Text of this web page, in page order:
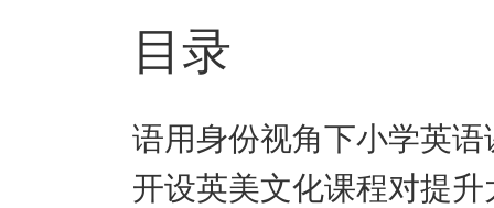
目录
语用身份视角下小学英
开设英美文化课程对提